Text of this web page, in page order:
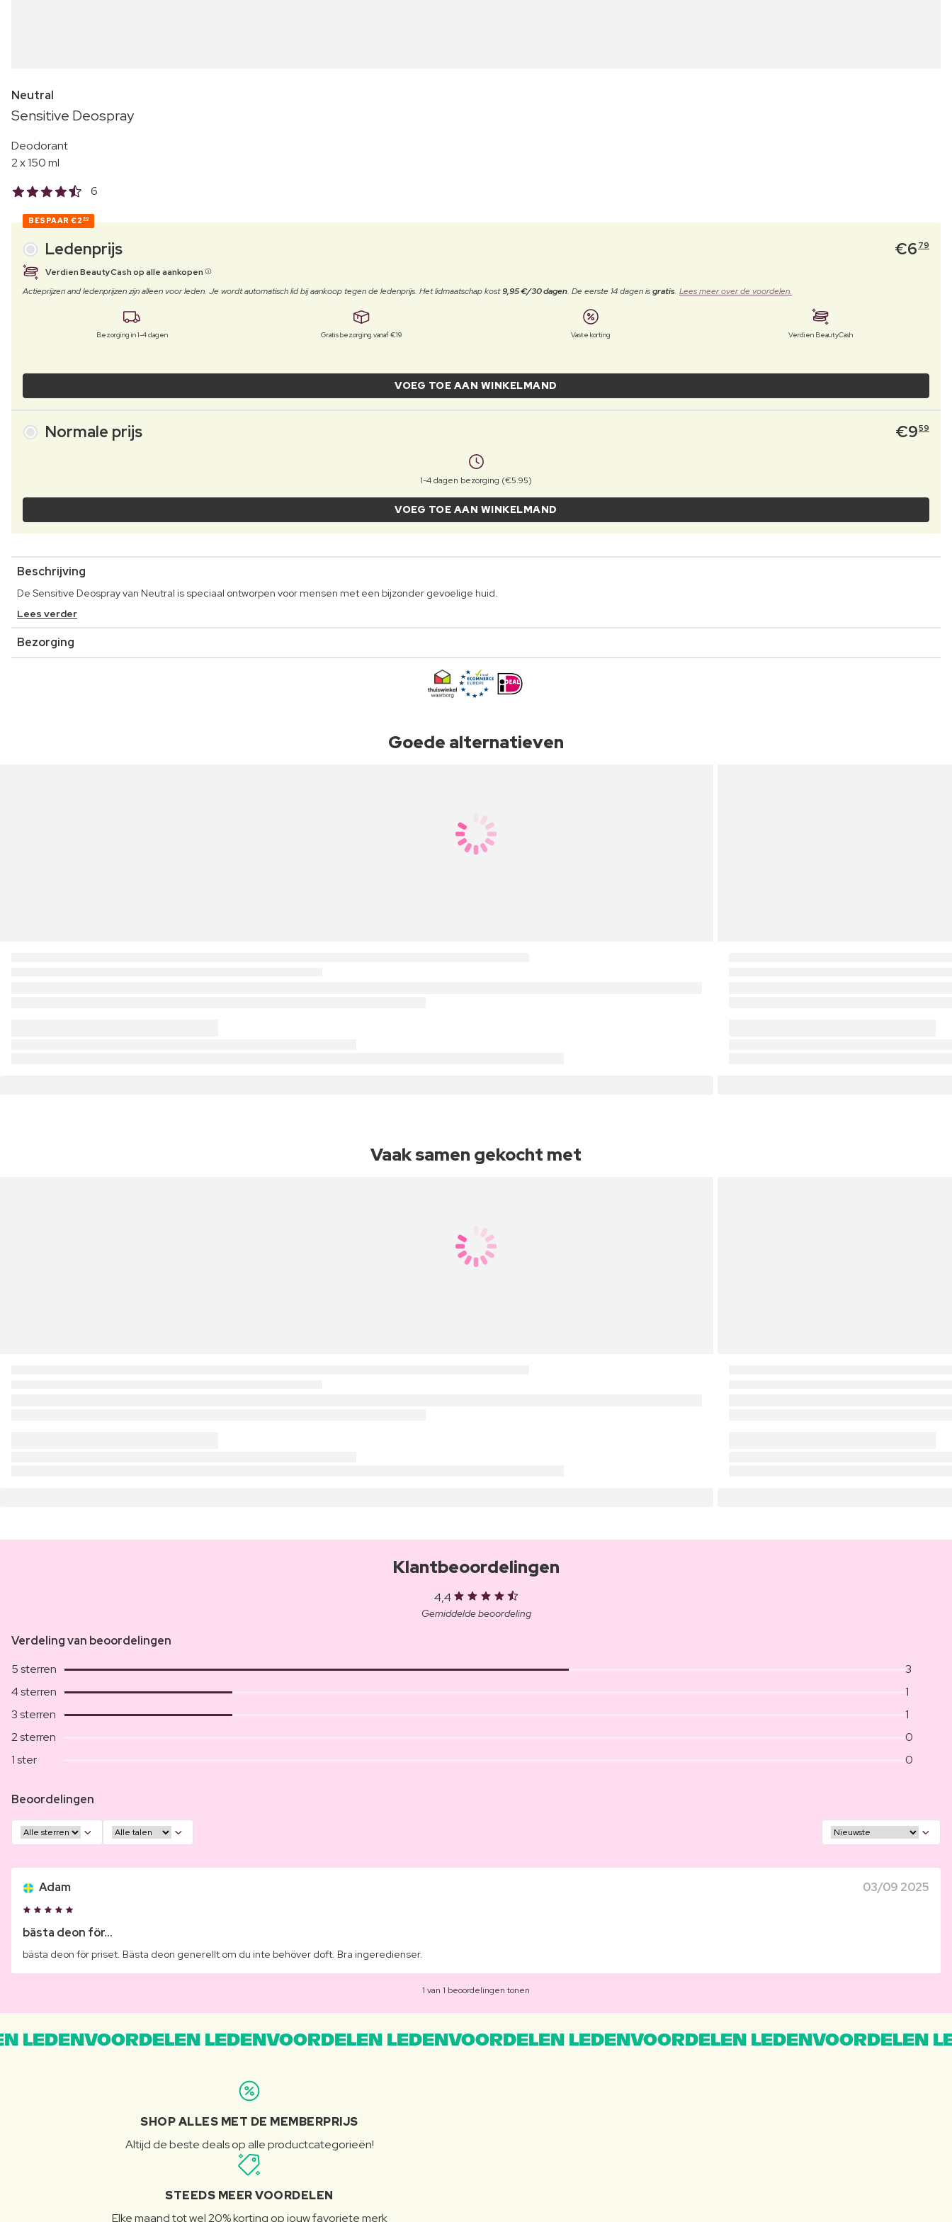
Neutral
Sensitive Deospray
Deodorant
2 x 150 ml
6
BESPAAR €2 80
Ledenprijs €6 79
Verdien BeautyCash op alle aankopen
Actieprijzen and ledenprijzen zijn alleen voor leden. Je wordt automatisch lid bij aankoop tegen de ledenprijs. Het lidmaatschap kost9,95 €/30 dagen. De eerste 14 dagen isgratis. Lees meer over de voordelen.
Bezorging in 1-4 dagen Gratis bezorging vanaf €19 Vaste korting Verdien BeautyCash
VOEG TOE AAN WINKELMAND
Normale prijs €959
1-4 dagen bezorging (€5.95)
VOEG TOE AAN WINKELMAND
Beschrijving
De Sensitive Deospray van Neutral is speciaal ontworpen voor mensen met een bijzonder gevoelige huid.
Lees verder
Bezorging
Goede alternatieven
Vaak samen gekocht met
Klantbeoordelingen
4,4
Gemiddelde beoordeling
Verdeling van beoordelingen
5 sterren
3
4 sterren
1
3 sterren
1
2 sterren
0
1 ster
0
Beoordelingen
Adam 03/09 2025
bästa deon för...
bästa deon för priset. Bästa deon generellt om du inte behöver doft. Bra ingeredienser.
1 van 1 beoordelingen tonen
LEDENVOORDELEN LEDENVOORDELEN LEDENVOORDELEN LEDENVOORDELEN
SHOP ALLES MET DE MEMBERPRIJS
Altijd de beste deals op alle productcategorieën!
STEEDS MEER VOORDELEN
Elke maand tot wel 20% korting op jouw favoriete merk